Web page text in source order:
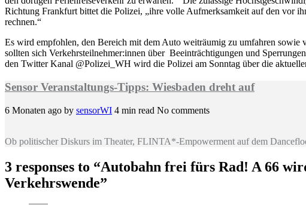
Richtung Frankfurt bittet die Polizei, „ihre volle Aufmerksamkeit auf den vor
rechnen.“
Es wird empfohlen, den Bereich mit dem Auto weiträumig zu umfahren sowie
sollten sich Verkehrsteilnehmer:innen über Beeinträchtigungen und
den Twitter Kanal @Polizei_WH wird die Polizei am Sonntag über die
Sensor Veranstaltungs-Tipps: Wiesbaden dreht auf
6 Monaten ago by sensorWI 4 min read No comments
Ob politischer Diskurs im Theater, FLINTA*-Empowerment auf dem
3 responses to “Autobahn frei fürs Rad! A 66
Verkehrswende”